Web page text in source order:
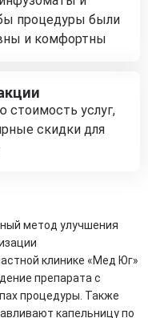
процедуры были
и комфортны
стоимость услуг,
скидки для
метод улучшения
клинике «Мед Юг»
препарата с
процедуры. Также
капельницу по